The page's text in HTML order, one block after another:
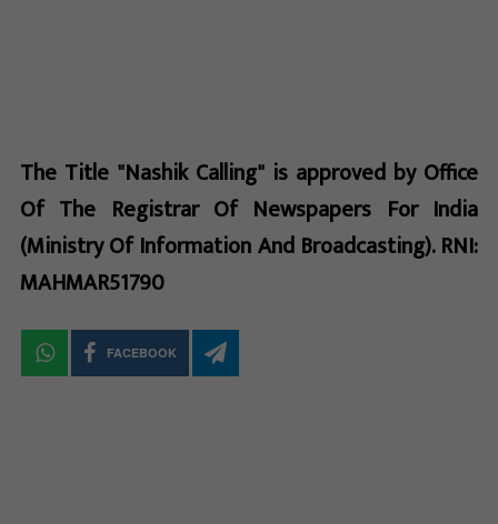
The Title "Nashik Calling" is approved by Office
Of The Registrar Of Newspapers For India
(Ministry Of Information And Broadcasting). RNI:
MAHMAR51790
FACEBOOK